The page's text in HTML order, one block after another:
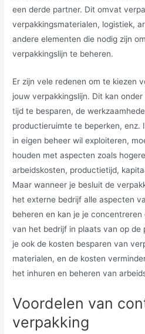
een derde partner. Dit omvat
verpakkingsmaterialen, logistiek,
andere elementen die nodig zijn
verpakkingslijn te beheren.
Er zijn vele redenen om te kiezen
jouw verpakkingslijn. Dit kan
tijd te besparen, de
productieruimte te beperken, enz.
in eigen beheer wil exploiteren,
houden met aspecten zoals
arbeidskosten, productietijd,
Maar wanneer je besluit de
het externe bedrijf alle aspecten
beheren en kan je je
van het bedrijf in plaats van op de
je ook de kosten besparen van
materialen, en de kosten
het inhuren en beheren van
Voordelen van
verpakking